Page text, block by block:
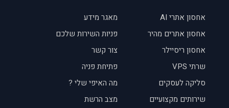
אחסון אתרי AI
אחסון אתרים מהיר
אחסון ריסיילר
שרתי VPS
סליקה לעסקים
שירותים מקצועיים
מאגר מידע
פניות השירות שלכם
צור קשר
פתיחת פניה
מה האיפי שלי ?
מצב הרשת